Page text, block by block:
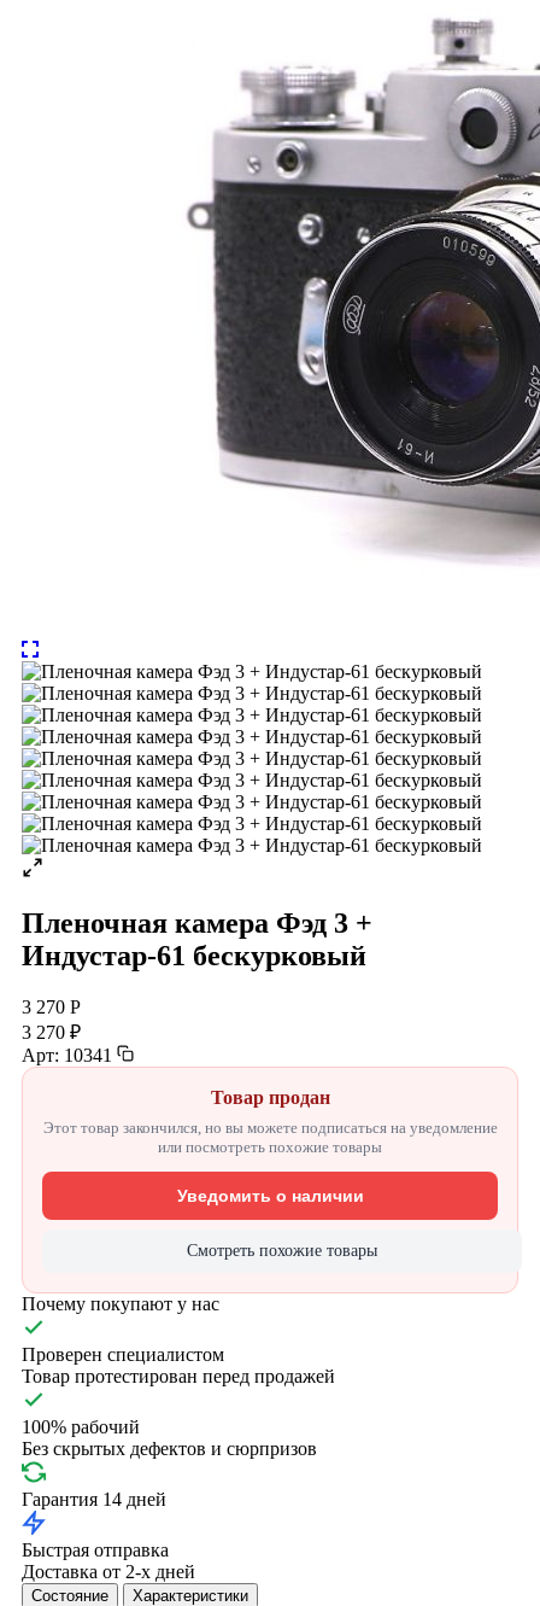
Пленочная камера Фэд 3 +
Индустар-61 бескурковый
3 270 Р
3 270 ₽
Арт: 10341
Товар продан
Этот товар закончился, но вы можете подписаться на уведомление
или посмотреть похожие товары
Уведомить о наличии
Смотреть похожие товары
Почему покупают у нас
Проверен специалистом
Товар протестирован перед продажей
100% рабочий
Без скрытых дефектов и сюрпризов
Гарантия 14 дней
Быстрая отправка
Доставка от 2-х дней
Состояние Характеристики